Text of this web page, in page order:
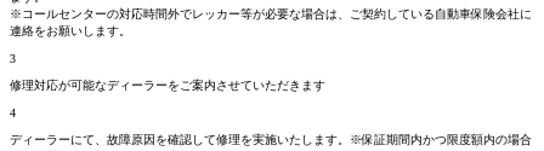
※コールセンターの対応時間外でレッカー等が必要な場合は、ご契約している自動車保険会社に
連絡をお願いします。
3
修理対応が可能なディーラーをご案内させていただきます
4
ディーラーにて、故障原因を確認して修理を実施いたします。 ※保証期間内かつ限度額内の場合